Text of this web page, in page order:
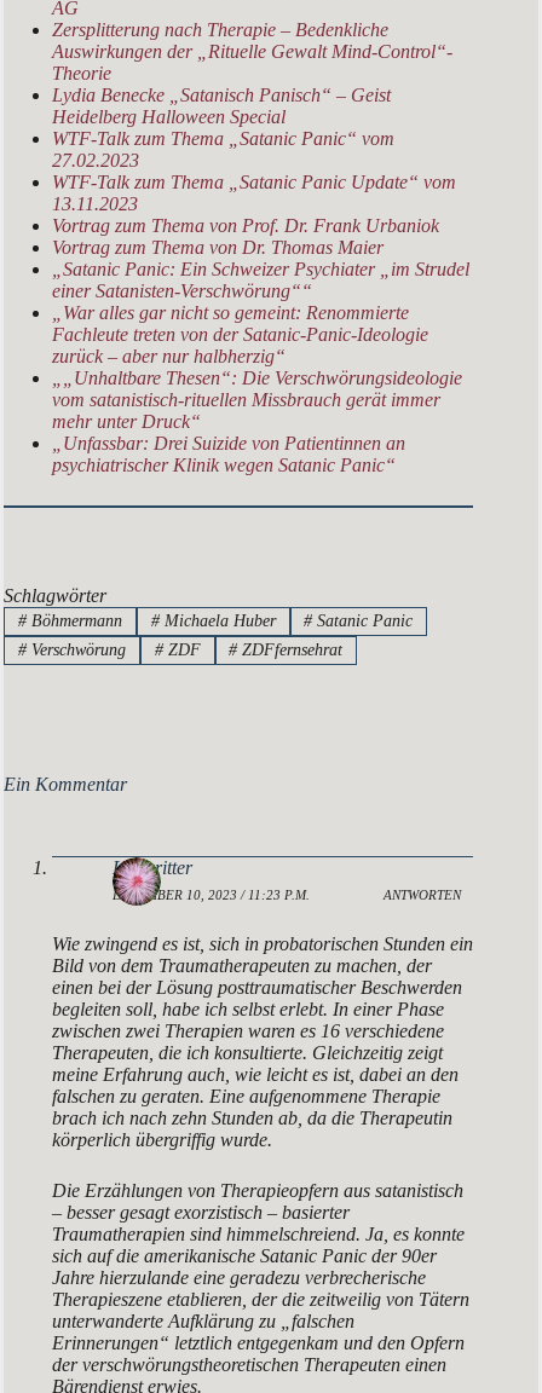
AG
Zersplitterung nach Therapie – Bedenkliche
Auswirkungen der „Rituelle Gewalt Mind-Control“-
Theorie
Lydia Benecke „Satanisch Panisch“ – Geist
Heidelberg Halloween Special
WTF-Talk zum Thema „Satanic Panic“ vom
27.02.2023
WTF-Talk zum Thema „Satanic Panic Update“ vom
13.11.2023
Vortrag zum Thema von Prof. Dr. Frank Urbaniok
Vortrag zum Thema von Dr. Thomas Maier
„Satanic Panic: Ein Schweizer Psychiater „im Strudel
einer Satanisten-Verschwörung““
„War alles gar nicht so gemeint: Renommierte
Fachleute treten von der Satanic-Panic-Ideologie
zurück – aber nur halbherzig“
„„Unhaltbare Thesen“: Die Verschwörungsideologie
vom satanistisch-rituellen Missbrauch gerät immer
mehr unter Druck“
„Unfassbar: Drei Suizide von Patientinnen an
psychiatrischer Klinik wegen Satanic Panic“
Schlagwörter
#Böhmermann #Michaela Huber # Satanic Panic
#Verschwörung #ZDF # ZDFfernsehrat
Ein Kommentar
Lotosritter
DEZEMBER 10, 2023 / 11:23 P.M. ANTWORTEN
Wie zwingend es ist, sich in probatorischen Stunden ein
Bild von dem Traumatherapeuten zu machen, der
einen bei der Lösung posttraumatischer Beschwerden
begleiten soll, habe ich selbst erlebt. In einer Phase
zwischen zwei Therapien waren es 16 verschiedene
Therapeuten, die ich konsultierte. Gleichzeitig zeigt
meine Erfahrung auch, wie leicht es ist, dabei an den
falschen zu geraten. Eine aufgenommene Therapie
brach ich nach zehn Stunden ab, da die Therapeutin
körperlich übergriffig wurde.
Die Erzählungen von Therapieopfern aus satanistisch
– besser gesagt exorzistisch – basierter
Traumatherapien sind himmelschreiend. Ja, es konnte
sich auf die amerikanische Satanic Panic der 90er
Jahre hierzulande eine geradezu verbrecherische
Therapieszene etablieren, der die zeitweilig von Tätern
unterwanderte Aufklärung zu „falschen
Erinnerungen“ letztlich entgegenkam und den Opfern
der verschwörungstheoretischen Therapeuten einen
Bärendienst erwies.